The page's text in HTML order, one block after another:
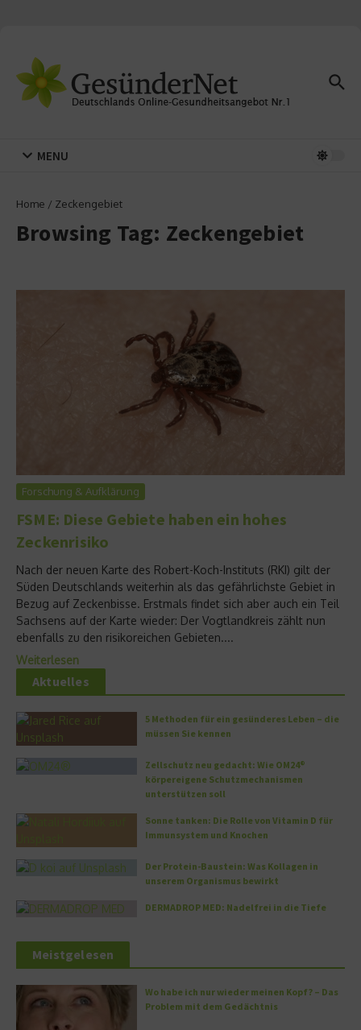
MENU
Home / Zeckengebiet
Browsing Tag: Zeckengebiet
Forschung & Aufklärung
FSME: Diese Gebiete haben ein hohes
Zeckenrisiko
Nach der neuen Karte des Robert-Koch-Instituts (RKI) gilt der
Süden Deutschlands weiterhin als das gefährlichste Gebiet in
Bezug auf Zeckenbisse. Erstmals findet sich aber auch ein Teil
Sachsens auf der Karte wieder: Der Vogtlandkreis zählt nun
ebenfalls zu den risikoreichen Gebieten....
Weiterlesen
Aktuelles
5 Methoden für ein gesünderes Leben – die
müssen Sie kennen
Zellschutz neu gedacht: Wie OM24®
körpereigene Schutzmechanismen
unterstützen soll
Sonne tanken: Die Rolle von Vitamin D für
Immunsystem und Knochen
Der Protein-Baustein: Was Kollagen in
unserem Organismus bewirkt
DERMADROP MED: Nadelfrei in die Tiefe
Meistgelesen
Wo habe ich nur wieder meinen Kopf? – Das
Problem mit dem Gedächtnis